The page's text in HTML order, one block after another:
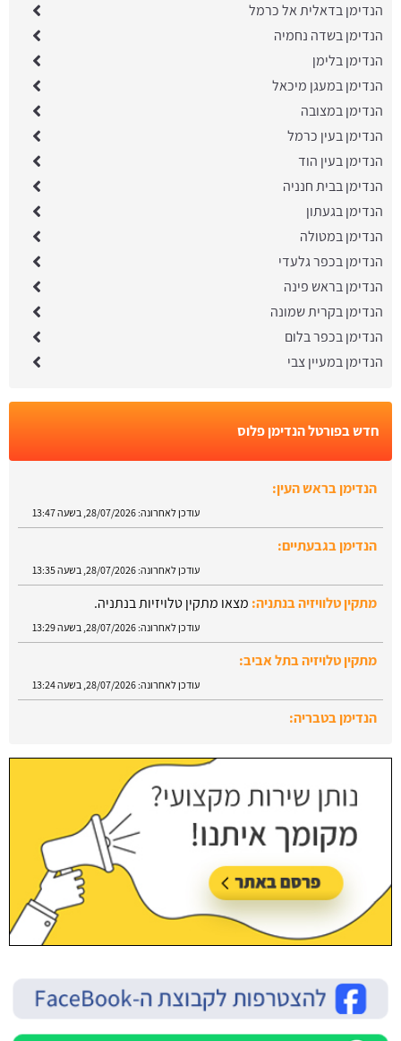
הנדימן בדאלית אל כרמל
הנדימן בשדה נחמיה
הנדימן בלימן
הנדימן במעגן מיכאל
הנדימן במצובה
הנדימן בעין כרמל
הנדימן בעין הוד
הנדימן בבית חנניה
הנדימן בגעתון
הנדימן במטולה
הנדימן בכפר גלעדי
הנדימן בראש פינה
הנדימן בקרית שמונה
הנדימן בכפר בלום
הנדימן במעיין צבי
חדש בפורטל הנדימן פלוס
הנדימן בראש העין:
הנדימן בגבעתיים:
עודכן לאחרונה: 28/07/2026, בשעה 13:35
מתקין טלוויזיה בנתניה:
עודכן לאחרונה: 28/07/2026, בשעה 13:29
מתקין טלויזיה בתל אביב:
עודכן לאחרונה: 28/07/2026, בשעה 13:24
הנדימן בטבריה:
עודכן לאחרונה: 28/07/2026, בשעה 13:52